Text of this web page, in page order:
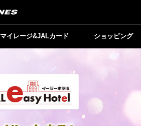
マイレージ&JALカード ショッピング